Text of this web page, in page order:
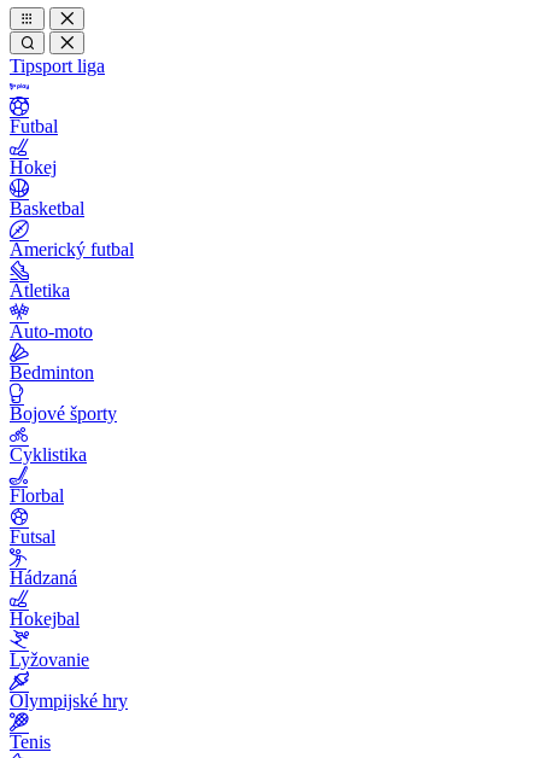
Tipsport liga
Futbal
Hokej
Basketbal
Americký futbal
Atletika
Auto-moto
Bedminton
Bojové športy
Cyklistika
Florbal
Futsal
Hádzaná
Hokejbal
Lyžovanie
Olympijské hry
Tenis